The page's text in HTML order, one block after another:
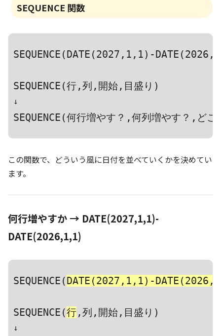
SEQUENCE 関数
SEQUENCE(DATE(2027,1,1)-
SEQUENCE(行,列,開始,目盛り)
SEQUENCE(何行増やす？,何列増やす？,ど
この関数で、どういう風に日付を並べていくかを決めてい
ます。
何行増やすか → DATE(2027,1,1)-
DATE(2026,1,1)
SEQUENCE(DATE(2027,1,1)-
SEQUENCE(行 ,列,開始,目盛り)